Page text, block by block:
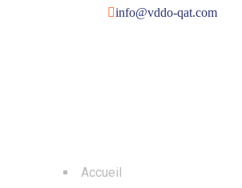
info@vddo-qat.com
Accueil